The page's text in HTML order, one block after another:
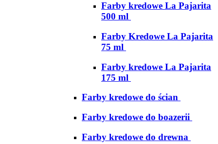
Farby kredowe La Pajarita
500 ml
Farby Kredowe La Pajarita
75 ml
Farby kredowe La Pajarita
175 ml
Farby kredowe do ścian
Farby kredowe do boazerii
Farby kredowe do drewna